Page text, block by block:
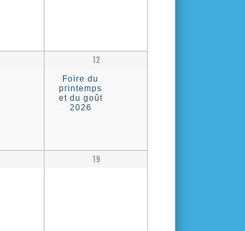
12
Foire du
printemps
et du goût
2026
19